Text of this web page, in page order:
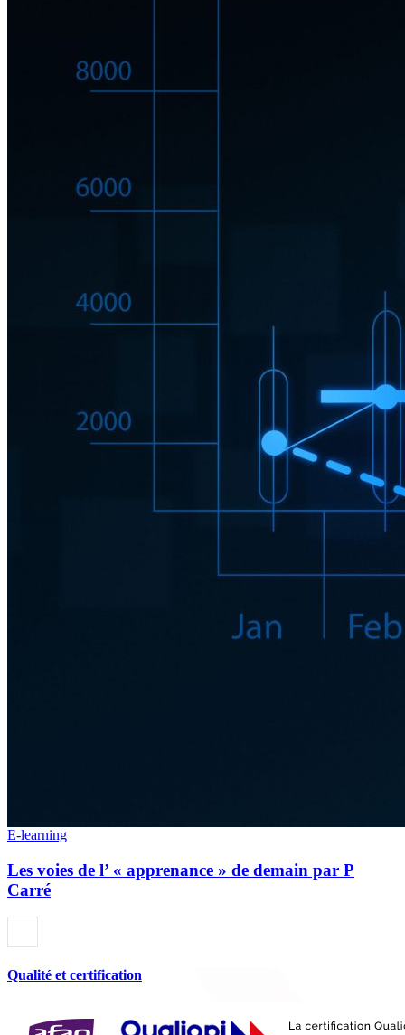
E-learning
Les voies de l’ « apprenance » de demain par P
Carré
Qualité et certification